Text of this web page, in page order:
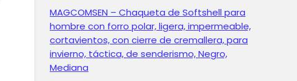
MAGCOMSEN – Chaqueta de Softshell para
hombre con forro polar, ligera, impermeable,
cortavientos, con cierre de cremallera, para
invierno, táctica, de senderismo, Negro,
Mediana